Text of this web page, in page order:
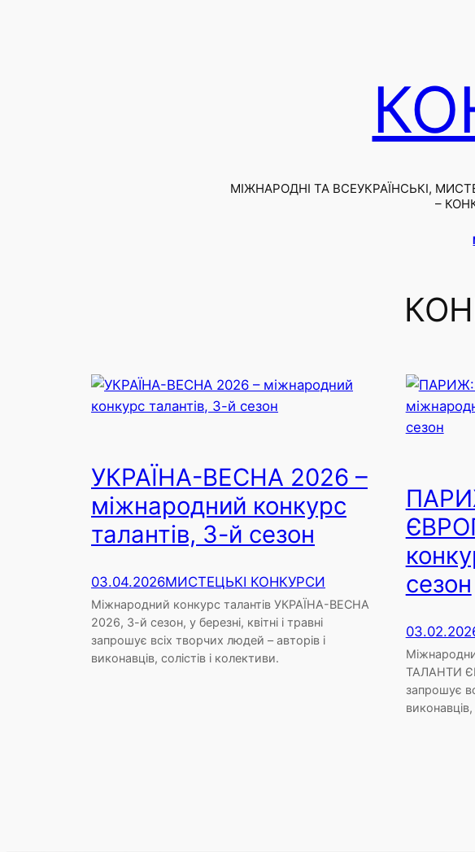
МІЖНАРОДНІ ТА ВСЕУКРАЇНСЬКІ,
–
УКРАЇНА-ВЕСНА 2026 –
міжнародний конкурс
талантів, 3-й сезон
03.04.2026МИСТЕЦЬКІ КОНКУРСИ
Міжнародний конкурс талантів УКРАЇНА-ВЕСНА
2026, 3-й сезон, у березні, квітні і травні
запрошує всіх творчих людей – авторів і
виконавців, солістів і колективи.
сезон
ТАЛАНТИ
запрошує
виконавців,